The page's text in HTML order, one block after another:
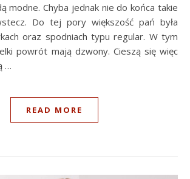
modne. Chyba jednak nie do końca takie
Do tej pory większość pań była
oraz spodniach typu regular. W tym
powrót mają dzwony. Cieszą się więc
…
READ MORE